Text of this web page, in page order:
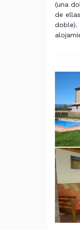
(una
de
doble).